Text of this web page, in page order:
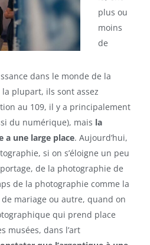
plus ou
moins
de
dans le monde de la
plupart, ils sont assez
au 109, il y a principalement
du numérique), mais la
a une large place. Aujourd’hui,
si on s’éloigne un peu
de la photographie de
de la photographie comme la
mariage ou autre, quand on
qui prend place
musées, dans l’art